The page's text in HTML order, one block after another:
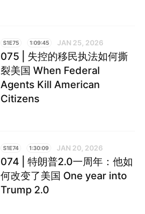
S1E75 1:09:45 JAN 25, 2026
075 | 失控的移民执法如何撕
裂美国 When Federal
Agents Kill American
Citizens
S1E74 1:30:09 JAN 20, 2026
074 | 特朗普2.0一周年：他如
何改变了美国 One year into
Trump 2.0